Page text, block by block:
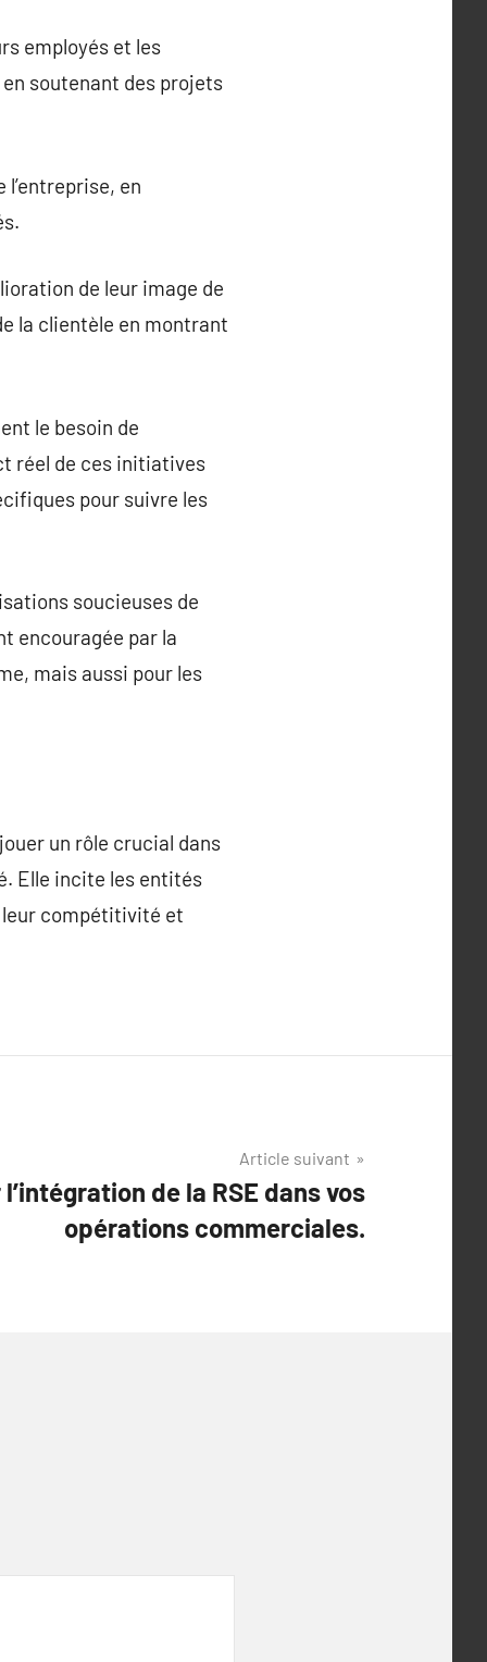
employés et les
soutenant des projets
en
de leur image de
la clientèle en montrant
le besoin de
réel de ces initiatives
pour suivre les
soucieuses de
encouragée par la
mais aussi pour les
un rôle crucial dans
Elle incite les entités
leur compétitivité et
Article suivant
de la RSE dans vos
opérations commerciales.